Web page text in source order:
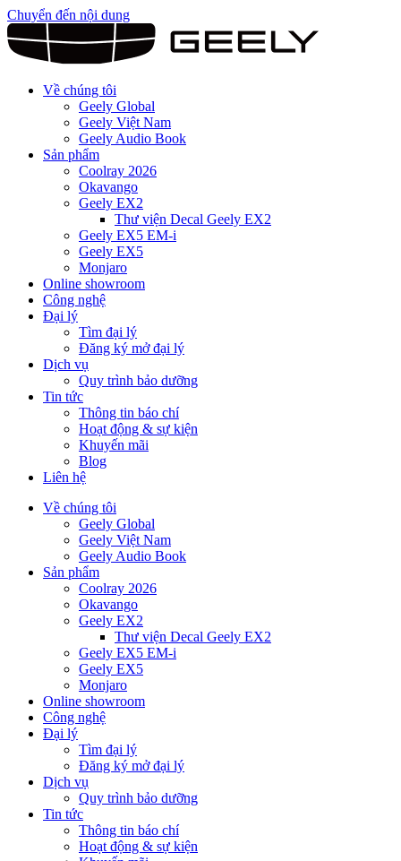
Chuyển đến nội dung
Về chúng tôi
Geely Global
Geely Việt Nam
Geely Audio Book
Sản phẩm
Coolray 2026
Okavango
Geely EX2
Thư viện Decal Geely EX2
Geely EX5 EM-i
Geely EX5
Monjaro
Online showroom
Công nghệ
Đại lý
Tìm đại lý
Đăng ký mở đại lý
Dịch vụ
Quy trình bảo dưỡng
Tin tức
Thông tin báo chí
Hoạt động & sự kiện
Khuyến mãi
Blog
Liên hệ
Về chúng tôi
Geely Global
Geely Việt Nam
Geely Audio Book
Sản phẩm
Coolray 2026
Okavango
Geely EX2
Thư viện Decal Geely EX2
Geely EX5 EM-i
Geely EX5
Monjaro
Online showroom
Công nghệ
Đại lý
Tìm đại lý
Đăng ký mở đại lý
Dịch vụ
Quy trình bảo dưỡng
Tin tức
Thông tin báo chí
Hoạt động & sự kiện